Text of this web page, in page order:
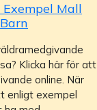
Mall
Klicka här för att
online. När
enligt exempel